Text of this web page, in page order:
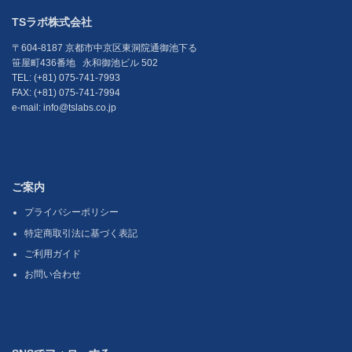
TSラボ株式会社
〒604-8187 京都市中京区東洞院通御池下る
笹屋町436番地 永和御池ビル 502
TEL: (+81) 075-741-7993
FAX: (+81) 075-741-7994
e-mail: info@tslabs.co.jp
ご案内
プライバシーポリシー
特定商取引法に基づく表記
ご利用ガイド
お問い合わせ